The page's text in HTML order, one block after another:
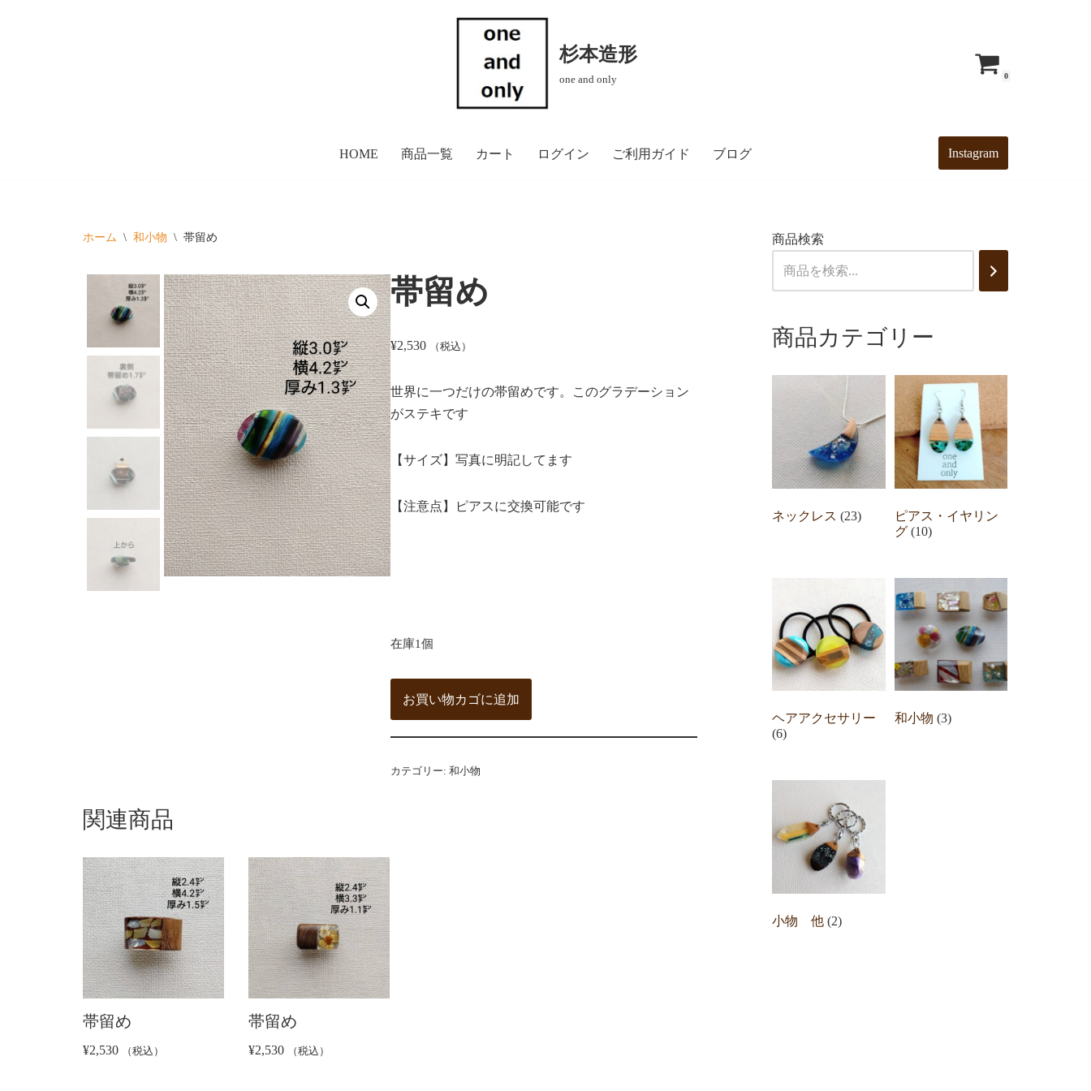
杉本造形
one and only 0
HOME 商品一覧 カート ログイン ご利用ガイド ブログ Instagram
ホーム \ 和小物 \ 帯留め
帯留め
¥2,530 （税込）
世界に一つだけの帯留めです。このグラデーション
がステキです
【サイズ】写真に明記してます
【注意点】ピアスに交換可能です
在庫1個
お買い物カゴに追加
カテゴリー: 和小物
関連商品
帯留め
¥2,530 （税込）
帯留め
¥2,530 （税込）
商品検索
商品カテゴリー
ネックレス (23)
ピアス・イヤリン
グ (10)
ヘアアクセサリー
(6)
和小物 (3)
小物 他 (2)